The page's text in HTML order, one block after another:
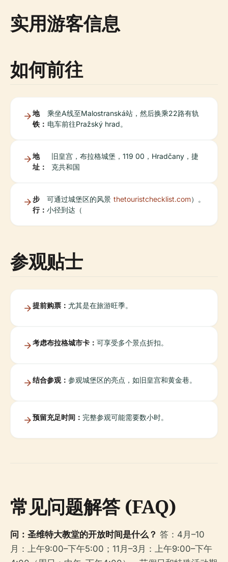
实用游客信息
如何前往
地
铁：
乘坐A线至Malostranská站，然后换乘22路有轨
电车前往Pražský hrad。
地
址：
旧皇宫，布拉格城堡，119 00，Hradčany，捷
克共和国
步
行：
可通过城堡区的风景
小径到达（
thetouristchecklist.com）。
参观贴士
提前购票： 尤其是在旅游旺季。
考虑布拉格城市卡： 可享受多个景点折扣。
结合参观： 参观城堡区的亮点，如旧皇宫和黄金巷。
预留充足时间： 完整参观可能需要数小时。
常见问题解答 (FAQ)
问：圣维特大教堂的开放时间是什么？ 答：4月–10
月：上午9:00–下午5:00；11月–3月：上午9:00–下午